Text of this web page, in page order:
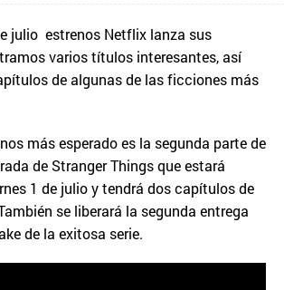
julio estrenos Netflix lanza sus
varios títulos interesantes, así
de algunas de las ficciones más
más esperado es la segunda parte de
de Stranger Things que estará
1 de julio y tendrá dos capítulos de
se liberará la segunda entrega
de la exitosa serie.